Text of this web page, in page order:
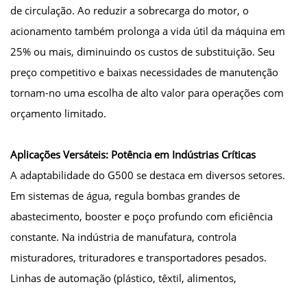
de circulação. Ao reduzir a sobrecarga do motor, o
acionamento também prolonga a vida útil da máquina em
25% ou mais, diminuindo os custos de substituição. Seu
preço competitivo e baixas necessidades de manutenção
tornam-no uma escolha de alto valor para operações com
orçamento limitado.
Aplicações Versáteis: Potência em Indústrias Críticas
A adaptabilidade do G500 se destaca em diversos setores.
Em sistemas de água, regula bombas grandes de
abastecimento, booster e poço profundo com eficiência
constante. Na indústria de manufatura, controla
misturadores, trituradores e transportadores pesados.
Linhas de automação (plástico, têxtil, alimentos,